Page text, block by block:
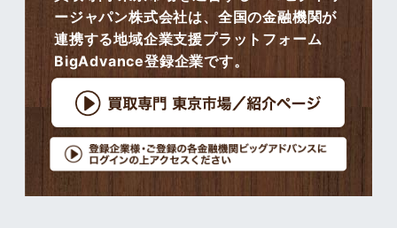
ージャパン株式会社は、全国の金融機関が
連携する地域企業支援プラットフォーム
BigAdvance登録企業です。